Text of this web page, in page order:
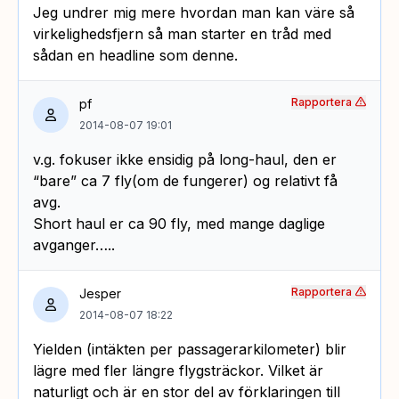
Jeg undrer mig mere hvordan man kan väre så
virkelighedsfjern så man starter en tråd med
sådan en headline som denne.
pf
2014-08-07 19:01
v.g. fokuser ikke ensidig på long-haul, den er
“bare” ca 7 fly(om de fungerer) og relativt få
avg.
Short haul er ca 90 fly, med mange daglige
avganger…..
Rapportera
Jesper
2014-08-07 18:22
Yielden (intäkten per passagerarkilometer) blir
lägre med fler längre flygsträckor. Vilket är
naturligt och är en stor del av förklaringen till
Rapportera